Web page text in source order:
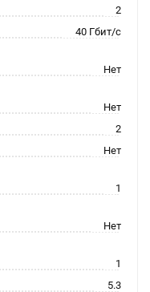
2
40 Гбит/с
Нет
Нет
2
Нет
1
Нет
1
5.3